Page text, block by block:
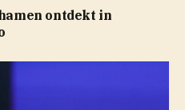
ontdekt in